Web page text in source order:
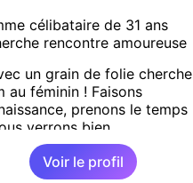
célibataire de 31 ans
rencontre amoureuse
un grain de folie cherche
au féminin ! Faisons
prenons le temps
verrons bien.
Voir le profil